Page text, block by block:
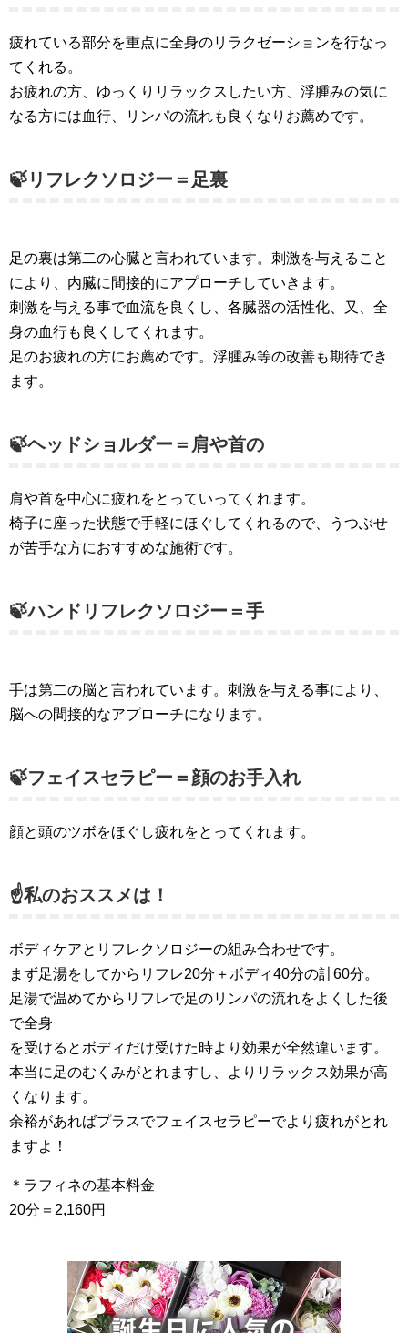
疲れている部分を重点に全身のリラクゼーションを行なっ
てくれる。
お疲れの方、ゆっくりリラックスしたい方、浮腫みの気に
なる方には血行、リンパの流れも良くなりお薦めです。
🍃リフレクソロジー＝足裏
足の裏は第二の心臓と言われています。刺激を与えること
により、内臓に間接的にアプローチしていきます。
刺激を与える事で血流を良くし、各臓器の活性化、又、全
身の血行も良くしてくれます。
足のお疲れの方にお薦めです。浮腫み等の改善も期待でき
ます。
🍃ヘッドショルダー＝肩や首の
肩や首を中心に疲れをとっていってくれます。
椅子に座った状態で手軽にほぐしてくれるので、うつぶせ
が苦手な方におすすめな施術です。
🍃ハンドリフレクソロジー＝手
手は第二の脳と言われています。刺激を与える事により、
脳への間接的なアプローチになります。
🍃フェイスセラピー＝顔のお手入れ
顔と頭のツボをほぐし疲れをとってくれます。
☝私のおススメは！
ボディケアとリフレクソロジーの組み合わせです。
まず足湯をしてからリフレ20分＋ボディ40分の計60分。
足湯で温めてからリフレで足のリンパの流れをよくした後
で全身
を受けるとボディだけ受けた時より効果が全然違います。
本当に足のむくみがとれますし、よりリラックス効果が高
くなります。
余裕があればプラスでフェイスセラピーでより疲れがとれ
ますよ！
＊ラフィネの基本料金
20分＝2,160円